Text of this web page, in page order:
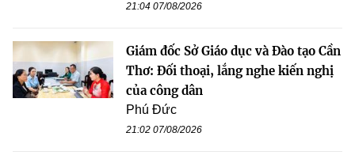
21:04 07/08/2026
Giám đốc Sở Giáo dục và Đào tạo Cần
Thơ: Đối thoại, lắng nghe kiến nghị
của công dân
Phú Đức
21:02 07/08/2026